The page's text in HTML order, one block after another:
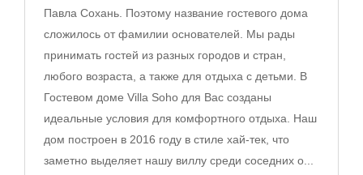
Павла Сохань. Поэтому название гостевого дома
сложилось от фамилии основателей. Мы рады
принимать гостей из разных городов и стран,
любого возраста, а также для отдыха с детьми. В
Гостевом доме Villa Soho для Вас созданы
идеальные условия для комфортного отдыха. Наш
дом построен в 2016 году в стиле хай-тек, что
заметно выделяет нашу виллу среди соседних о...